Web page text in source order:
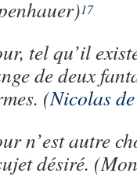
17
tel qu’il
de deux
(Nicolas
n’est autre
désiré.